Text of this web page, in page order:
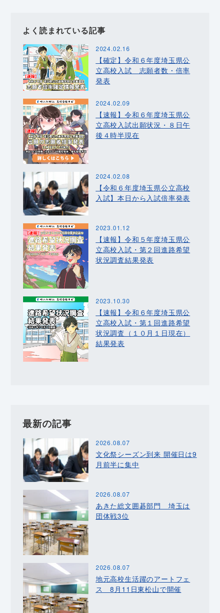
よく読まれている記事
2024.02.16
【確定】令和６年度埼玉県公
立高校入試 志願者数・倍率
発表
2024.02.09
【速報】令和６年度埼玉県公
立高校入試出願状況・８日午
後４時半現在
2024.02.08
【令和６年度埼玉県公立高校
入試】本日から入試倍率発表
2023.01.12
【速報】令和５年度埼玉県公
立高校入試・第２回進路希望
状況調査結果発表
2023.10.30
【速報】令和６年度埼玉県公
立高校入試・第１回進路希望
状況調査（１０月１日現在）
結果発表
最新の記事
2026.08.07
文化祭シーズン到来 開催日は9
月前半に集中
2026.08.07
あきた総文囲碁部門 埼玉は
団体戦3位
2026.08.07
地元高校生活躍のアートフェ
ス 8月11日東松山で開催